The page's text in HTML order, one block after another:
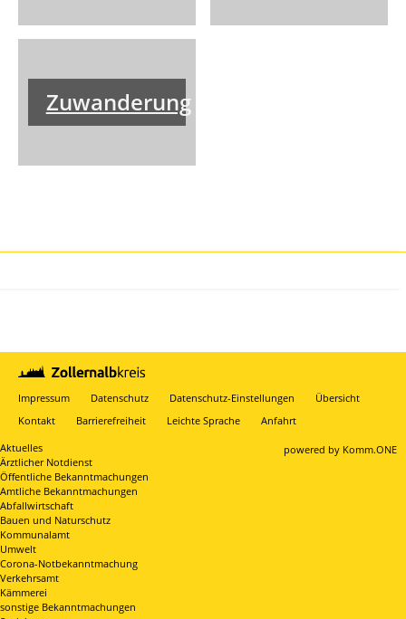
Zuwanderung
Impressum Datenschutz Datenschutz-Einstellungen
Übersicht
Kontakt
Barrierefreiheit Leichte Sprache Anfahrt
powered by Komm.ONE
Aktuelles
Ärztlicher Notdienst
Öffentliche Bekanntmachungen
Amtliche Bekanntmachungen
Abfallwirtschaft
Bauen und Naturschutz
Kommunalamt
Umwelt
Corona-Notbekanntmachung
Verkehrsamt
Kämmerei
sonstige Bekanntmachungen